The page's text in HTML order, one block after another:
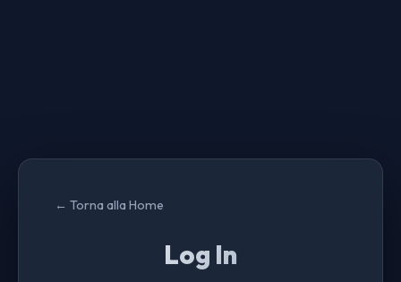
← Torna alla Home
Log In